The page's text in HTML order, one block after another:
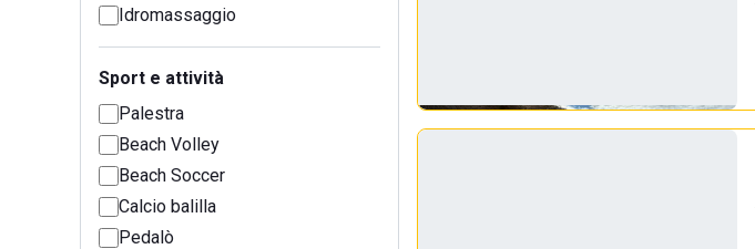
Idromassaggio
Sport e attività
Palestra
Beach Volley
Beach Soccer
Calcio balilla
Pedalò